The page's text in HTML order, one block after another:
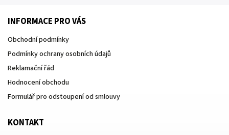
INFORMACE PRO VÁS
Obchodní podmínky
Podmínky ochrany osobních údajů
Reklamační řád
Hodnocení obchodu
Formulář pro odstoupení od smlouvy
KONTAKT